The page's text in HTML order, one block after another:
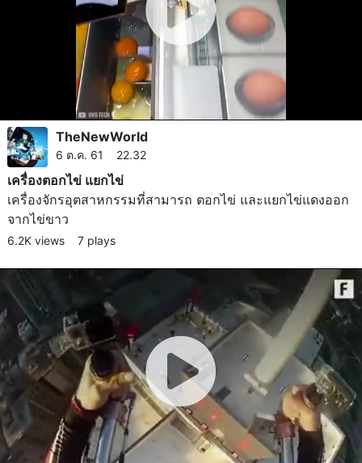
TheNewWorld
6 ต.ค. 61 22.32
เครื่องตอกไข่ แยกไข่
เครื่องจักรอุตสาหกรรม​ที่สามารถ ตอกไข่ และแยกไข่แดงออก
จากไข่ขาว
6.2K views 7 plays